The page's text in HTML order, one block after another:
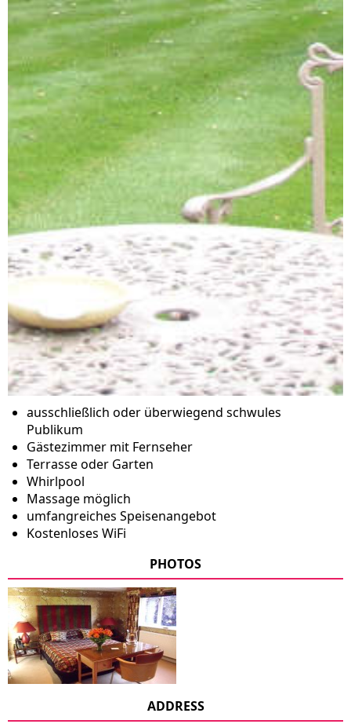
ausschließlich oder überwiegend schwules
Publikum
Gästezimmer mit Fernseher
Terrasse oder Garten
Whirlpool
Massage möglich
umfangreiches Speisenangebot
Kostenloses WiFi
PHOTOS
ADDRESS